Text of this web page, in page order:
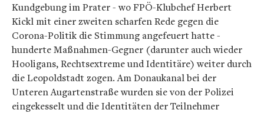
Kundgebung im Prater - wo FPÖ-Klubchef Herbert
Kickl mit einer zweiten scharfen Rede gegen die
Corona-Politik die Stimmung angefeuert hatte -
hunderte Maßnahmen-Gegner (darunter auch wieder
Hooligans, Rechtsextreme und Identitäre) weiter durch
die Leopoldstadt zogen. Am Donaukanal bei der
Unteren Augartenstraße wurden sie von der Polizei
eingekesselt und die Identitäten der Teilnehmer